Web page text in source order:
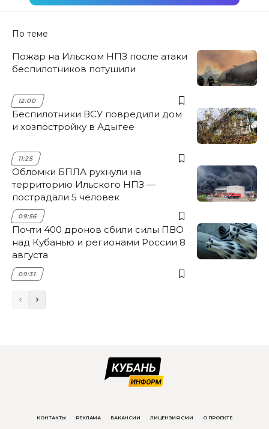
По теме
Пожар на Ильском НПЗ после атаки
беспилотников потушили
12:00
Беспилотники ВСУ повредили дом
и хозпостройку в Адыгее
11:25
Обломки БПЛА рухнули на
территорию Ильского НПЗ —
пострадали 5 человек
09:56
Почти 400 дронов сбили силы ПВО
над Кубанью и регионами России 8
августа
09:31
КОНТАКТЫ РЕКЛАМА ВАКАНСИИ ЛИЦЕНЗИЯ СМИ О ПРОЕКТЕ